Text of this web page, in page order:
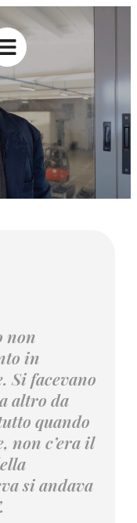
non
in
Si facevano
altro da
quando
non c’era il
si andava